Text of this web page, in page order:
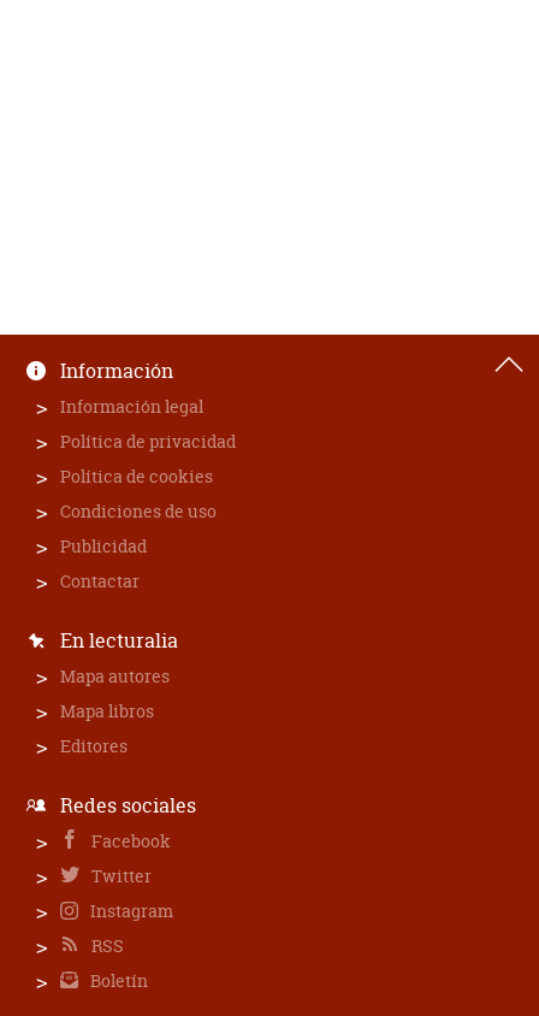
Información
Información legal
Política de privacidad
Política de cookies
Condiciones de uso
Publicidad
Contactar
En lecturalia
Mapa autores
Mapa libros
Editores
Redes sociales
Facebook
Twitter
Instagram
RSS
Boletín